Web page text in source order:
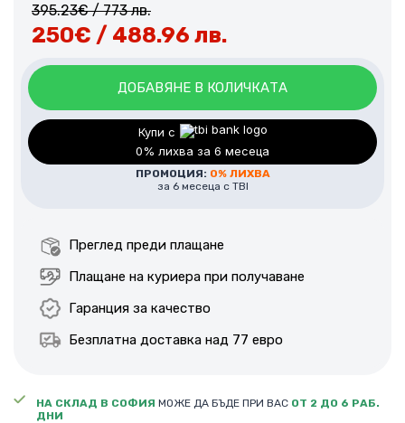
НА СКЛАД В СОФИЯ МОЖЕ ДА БЪДЕ ПРИ ВАС ОТ 2 ДО 6 РАБ.
ДНИ
395.23€/ 773 лв.
250€ / 488.96 лв.
ДОБАВЯНЕ В КОЛИЧКАТА
Купи с
0% лихва за 6 месеца
ПРОМОЦИЯ: 0% ЛИХВА
за 6 месеца с TBI
Преглед преди плащане
Плащане на куриера при получаване
Гаранция за качество
Безплатна доставка над 77 евро